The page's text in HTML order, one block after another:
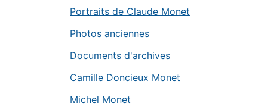
Portraits de Claude Monet
Photos anciennes
Documents d'archives
Camille Doncieux Monet
Michel Monet